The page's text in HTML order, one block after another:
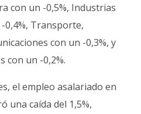
con un -0,5%, Industrias
0,4%, Transporte,
con un -0,3%, y
con un -0,2%.
el empleo asalariado en
una caída del 1,5%,